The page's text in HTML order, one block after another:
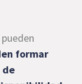
formar
de